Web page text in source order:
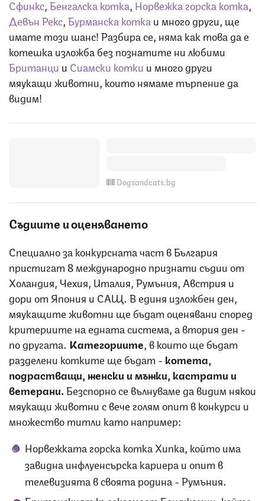
Сфинкс Бенгалска котка Норвежка горска котка
Девън Рекс Бурманска котка и много други, ще
имате този шанс! Разбира се, няма как това да е
котешка изложба без познатите ни любими
Британци и Сиамски котки и много други
мяукащи животни, които нямаме търпение да
видим!
Dogsandcats.bg
Съдиите и оценяването
Специално за конкурсната част в България
пристигат 8 международно признати съдии от
Холандия, Чехия, Италия, Румъния, Австрия и
дори от Япония и САЩ. В единя изложбен ден,
мяукащите животни ще бъдат оценявани според
критериите на едната система, а втория ден -
по другата. Категориите , в които ще бъдат
разделени котките ще бъдат - котета,
подрастващи, женски и мъжки, кастрати и
ветерани.Безспорно се вълнуваме да видим някои
мяукащи животни с вече голям опит в конкурси и
множество титли като например:
Норвежката горска котка Хипка, който има
завидна инфлуенсърска кариера и опит в
телевизията в своята родина - Румъния.